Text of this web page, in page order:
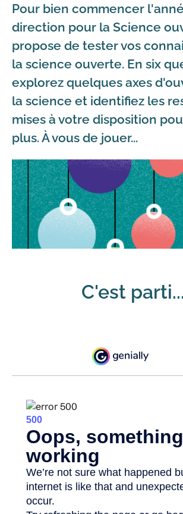
Pour bien commencer
direction pour la Science
propose de tester vos
la science ouverte. En six
explorez quelques axes
la science et identifiez les
mises à votre disposition
plus. À vous de jouer...
C'est parti...